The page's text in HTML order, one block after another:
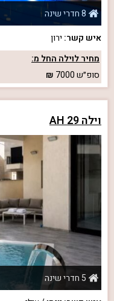
8 חדרי שינה
איש קשר: ירון
מחיר לוילה החל מ:
סופ״ש7000
וילה 29 AH
5 חדרי שינה